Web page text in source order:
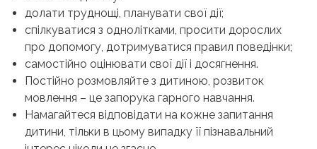
долати труднощі, планувати свої дії;
спілкуватися з однолітками, просити дорослих
про допомогу, дотримуватися правил поведінки;
самостійно оцінювати свої дії і досягнення.
Постійно розмовляйте з дитиною, розвиток
мовлення – це запорука гарного навчання.
Намагайтеся відповідати на кожне запитання
дитини, тільки в цьому випадку її пізнавальний